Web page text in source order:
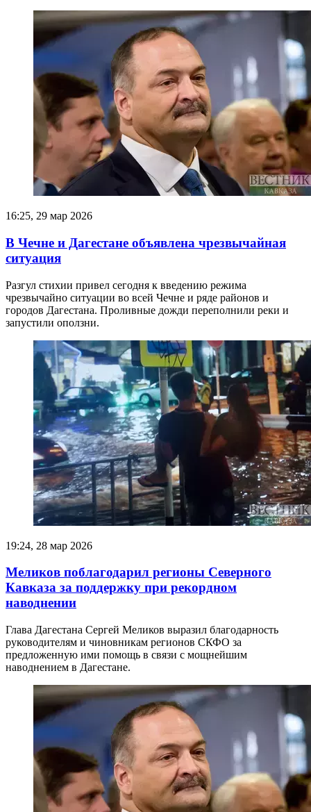
16:25, 29 мар 2026
В Чечне и Дагестане объявлена чрезвычайная
ситуация
Разгул стихии привел сегодня к введению режима
чрезвычайно ситуации во всей Чечне и ряде районов и
городов Дагестана. Проливные дожди переполнили реки и
запустили оползни.
19:24, 28 мар 2026
Меликов поблагодарил регионы Северного
Кавказа за поддержку при рекордном
наводнении
Глава Дагестана Сергей Меликов выразил благодарность
руководителям и чиновникам регионов СКФО за
предложенную ими помощь в связи с мощнейшим
наводнением в Дагестане.